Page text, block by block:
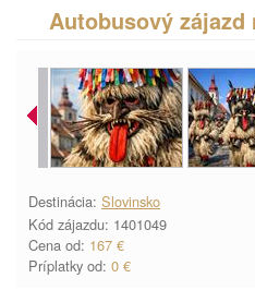
Autobusový
Destinácia: Slovinsko
Kód zájazdu: 1401049
Cena od: 167 €
Príplatky od: 0 €